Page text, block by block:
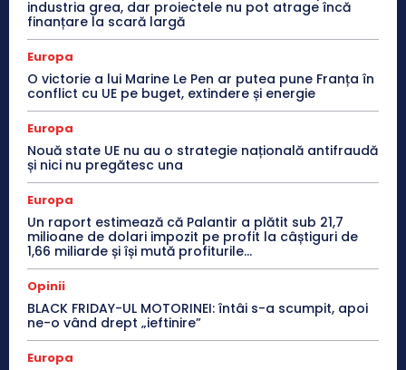
industria grea, dar proiectele nu pot atrage încă
finanțare la scară largă
Europa
O victorie a lui Marine Le Pen ar putea pune Franța în
conflict cu UE pe buget, extindere și energie
Europa
Nouă state UE nu au o strategie națională antifraudă
și nici nu pregătesc una
Europa
Un raport estimează că Palantir a plătit sub 21,7
milioane de dolari impozit pe profit la câștiguri de
1,66 miliarde și își mută profiturile...
Opinii
BLACK FRIDAY-UL MOTORINEI: întâi s-a scumpit, apoi
ne-o vând drept „ieftinire”
Europa